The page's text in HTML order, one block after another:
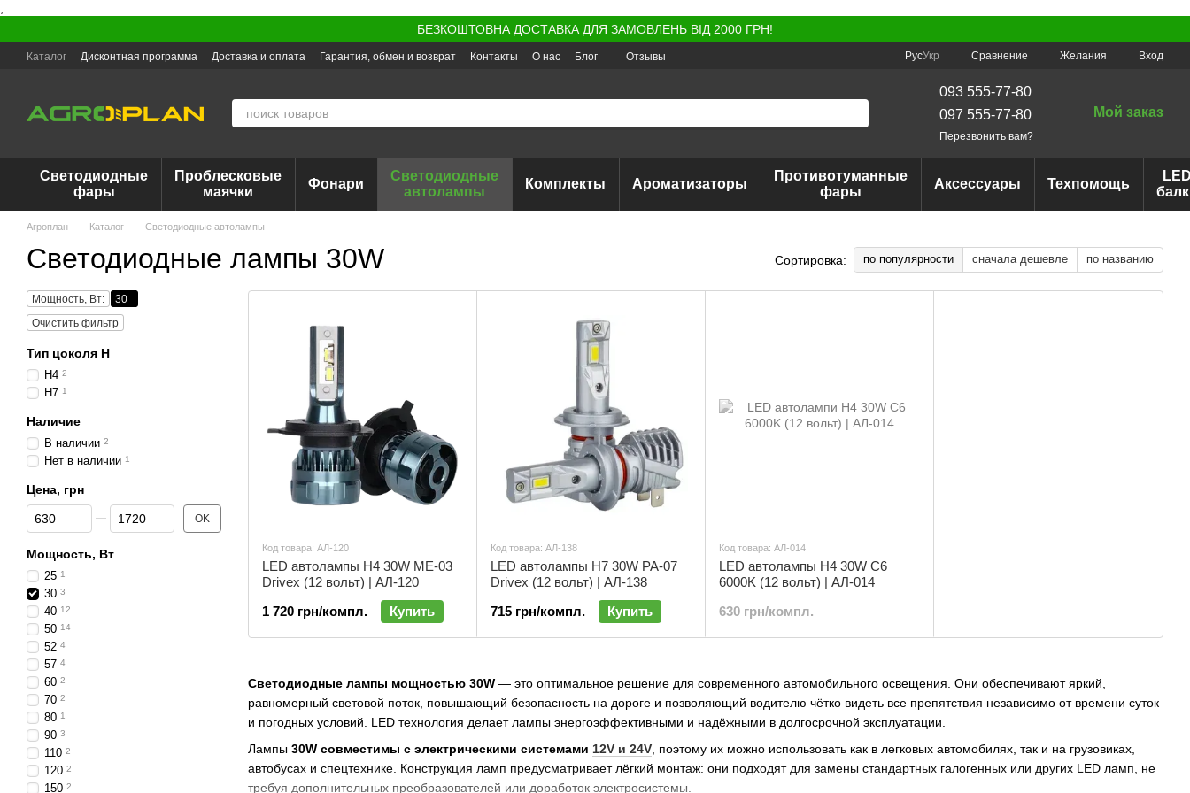
БЕЗКОШТОВНА ДОСТАВКА ДЛЯ ЗАМОВЛЕНЬ ВІД 2000 ГРН!
Каталог Дисконтная программа Доставка и оплата Гарантия, обмен и возврат Контакты О нас Блог Отзывы РусУкр Сравнение Желания Вход
093 555-77-80
097 555-77-80
Перезвонить вам?
Мой заказ
Светодиодные
фары
Проблесковые
маячки
Фонари
Светодиодные
автолампы
Комплекты Ароматизаторы
Противотуманные
фары
Аксессуары Техпомощь
Агроплан Каталог Светодиодные автолампы
Светодиодные лампы 30W Сортировка: по популярности сначала дешевле по названию
Светодиодные лампы мощностью 30W — это оптимальное решение для современного автомобильного освещения. Они обеспечивают яркий,
равномерный световой поток, повышающий безопасность на дороге и позволяющий водителю чётко видеть все препятствия независимо от времени суток
и погодных условий. LED технология делает лампы энергоэффективными и надёжными в долгосрочной эксплуатации.
Лампы 30W совместимы с электрическими системами 12V и 24V, поэтому их можно использовать как в легковых автомобилях, так и на грузовиках,
автобусах и спецтехнике. Конструкция ламп предусматривает лёгкий монтаж: они подходят для замены стандартных галогенных или других LED ламп, не
требуя дополнительных преобразователей или доработок электросистемы.
Код товара: АЛ-120
LED автолампы H4 30W ME-03
Drivex (12 вольт) | АЛ-120
1 720 грн/компл.
Купить
Код товара: АЛ-138
LED автолампы H7 30W PA-07
Drivex (12 вольт) | АЛ-138
715 грн/компл.
Купить
Код товара: АЛ-014
LED автолампы H4 30W C6
6000K (12 вольт) | АЛ-014
630 грн/компл.
Мощность, Вт:
30
Очистить фильтр
Тип цоколя H
H4 2
H7 1
Наличие
В наличии 2
Нет в наличии 1
Цена, грн
От Цена, грн
До Цена, грн OK
Мощность, Вт
25 1
30 3
40 12
50 14
52 4
57 4
60 2
70 2
80 1
90 3
110 2
120 2
150 2